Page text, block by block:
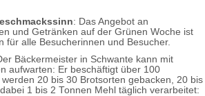
: Das Angebot an
und Getränken auf der Grünen Woche ist
für alle Besucherinnen und Besucher.
Bäckermeister in Schwante kann mit
aufwarten: Er beschäftigt über 100
20 bis 30 Brotsorten gebacken, 20 bis
1 bis 2 Tonnen Mehl täglich verarbeitet: